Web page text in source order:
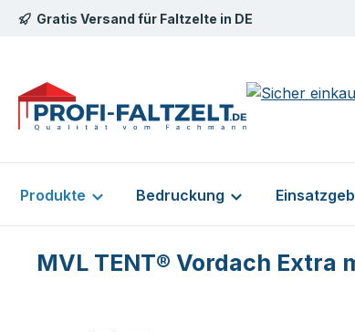
Hauptinhalt springen
Zur Suche springen
Zur Hauptnavigation springen
Gratis Versand für Faltzelte in DE
Produkte Bedruckung
MVL TENT® Vordach